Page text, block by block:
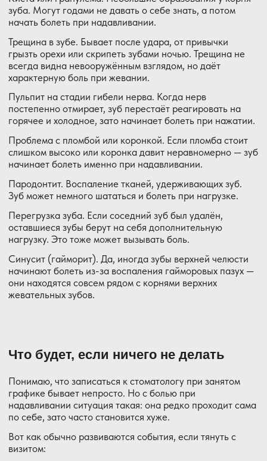
Понимаю, что записаться к стоматологу при занятом
графике бывает непросто. Но с болью при
надавливании ситуация такая: она редко проходит сама
по себе, зато часто становится хуже.
Вот как обычно развиваются события, если тянуть с
визитом:
Сначала зуб болит только при жевании или нажатии.
Потом боль становится более частой — начинает
появляться без всякой нагрузки. Затем может
запущенных случаях — флюс, периостит или потеря зуба.
Если причина в кисте — она будет медленно расти. Если
в трещине — зуб может расколоться в самый
неподходящий момент. Если в воспалении у корня — оно
может перейти на соседние зубы или кость.
Ни одна из этих ситуаций не улучшается от ожидания.
Зато лечение на ранней стадии — значительно проще,
быстрее и дешевле.
Что будет, если ничего не делать
Первое — не терпеть и не гадать.
Боль при надавливании на зуб — не та ситуация, когда
стоит пробовать домашние рецепты или ждать неделю.
боли при надавливании часто просто невозможно
увидеть. Именно снимок покажет, что происходит у
До визита к врачу:
Примите обезболивающее при сильном
дискомфорте (ибупрофен, например)
Не грейте больное место — тепло может усилить
воспаление
Не трогайте зуб языком и старайтесь не жевать
на эту сторону
Не делайте согревающие компрессы на щеку
Что делать прямо сейчас